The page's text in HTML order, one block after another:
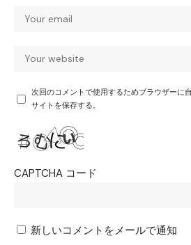
次回のコメントで使用するためブラウザーに
サイトを保存する。
CAPTCHA コード
新しいコメントをメールで通知